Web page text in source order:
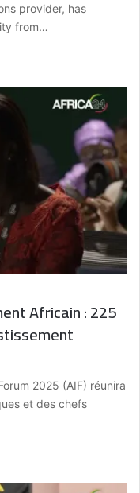
provider, has
from…
Africain : 225
2025 (AIF) réunira
et des chefs